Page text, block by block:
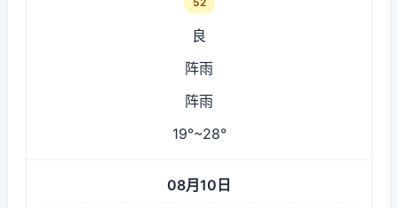
良
阵雨
阵雨
19°~28°
08月10日